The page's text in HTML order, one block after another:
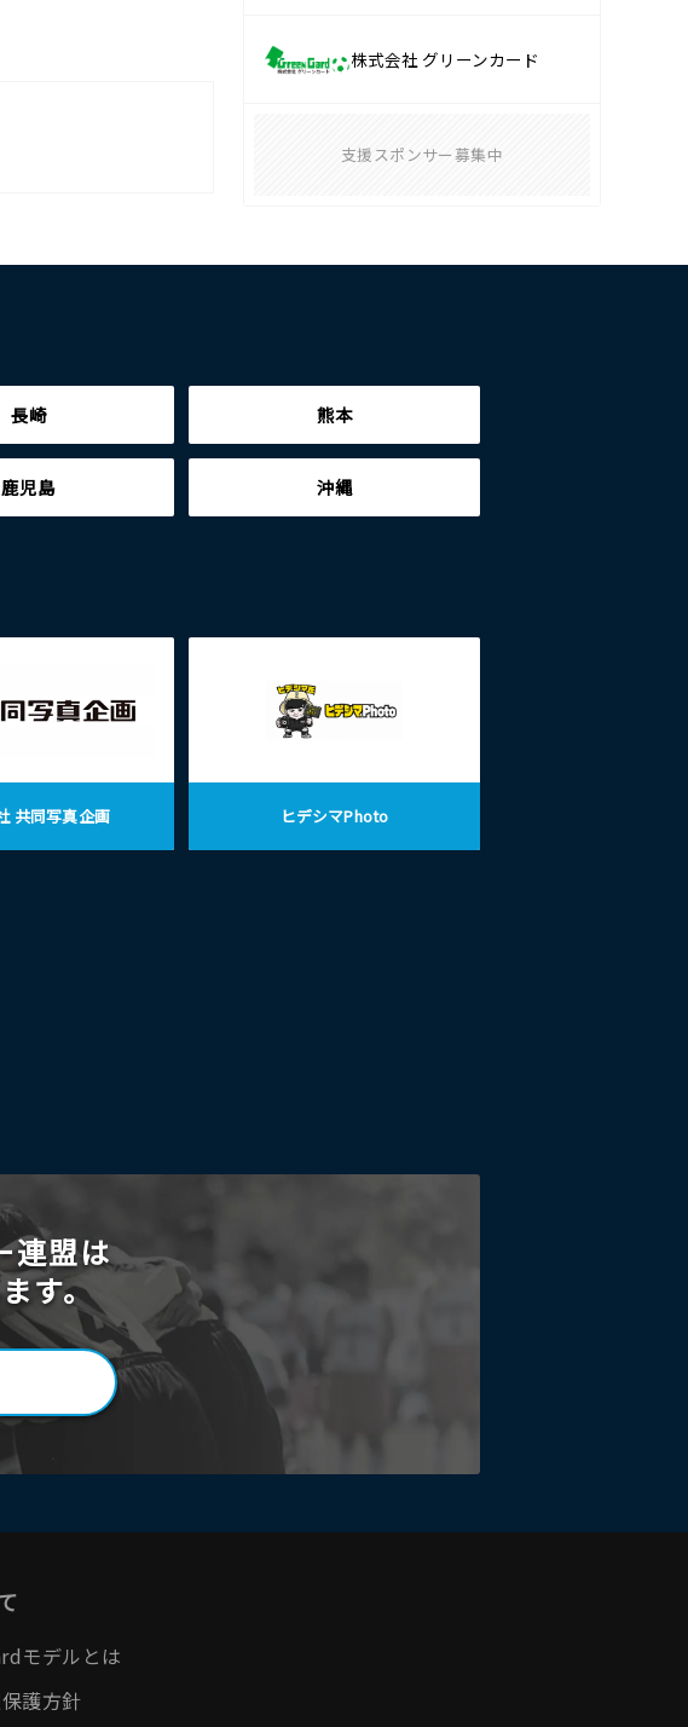
株式会社 グリーンカード
支援スポンサー募集中
長崎 熊本
鹿児島 沖縄
共同写真企画 ヒデシマPhoto
連盟は
す。
モデルとは
護方針